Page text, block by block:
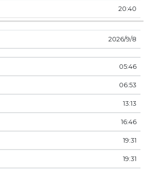
20:40
8‏‏/9‏‏/2026
05:46
06:53
13:13
16:46
19:31
19:31